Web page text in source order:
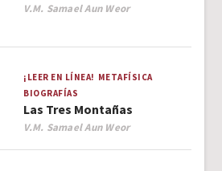
Author
V.M. Samael Aun Weor
¡LEER EN LÍNEA! METAFÍSICA
BIOGRAFÍAS
Las Tres Montañas
Author
V.M. Samael Aun Weor